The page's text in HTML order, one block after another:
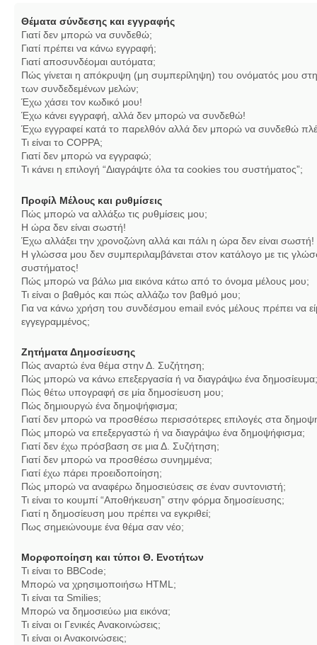
Θέματα σύνδεσης και εγγραφής
Γιατί δεν μπορώ να συνδεθώ;
Γιατί πρέπει να κάνω εγγραφή;
Γιατί αποσυνδέομαι αυτόματα;
Πώς γίνεται η απόκρυψη (μη συμπερίληψη) του ονόματός μου στη
των συνδεδεμένων μελών;
Έχω χάσει τον κωδικό μου!
Έχω κάνει εγγραφή, αλλά δεν μπορώ να συνδεθώ!
Έχω εγγραφεί κατά το παρελθόν αλλά δεν μπορώ να συνδεθώ
Τι είναι το COPPA;
Γιατί δεν μπορώ να εγγραφώ;
Τι κάνει η επιλογή “Διαγράψτε όλα τα cookies του συστήματος”;
Προφίλ Μέλους και ρυθμίσεις
Πώς μπορώ να αλλάξω τις ρυθμίσεις μου;
Η ώρα δεν είναι σωστή!
Έχω αλλάξει την χρονοζώνη αλλά και πάλι η ώρα δεν είναι σωστή!
Η γλώσσα μου δεν συμπεριλαμβάνεται στον κατάλογο με τις
συστήματος!
Πώς μπορώ να βάλω μια εικόνα κάτω από το όνομα μέλους μου;
Τι είναι ο βαθμός και πώς αλλάζω τον βαθμό μου;
Για να κάνω χρήση του συνδέσμου email ενός μέλους πρέπει να
εγγεγραμμένος;
Ζητήματα Δημοσίευσης
Πώς αναρτώ ένα θέμα στην Δ. Συζήτηση;
Πώς μπορώ να κάνω επεξεργασία ή να διαγράψω ένα δημοσίευμα;
Πώς θέτω υπογραφή σε μία δημοσίευση μου;
Πώς δημιουργώ ένα δημοψήφισμα;
Γιατί δεν μπορώ να προσθέσω περισσότερες επιλογές στα
Πώς μπορώ να επεξεργαστώ ή να διαγράψω ένα δημοψήφισμα;
Γιατί δεν έχω πρόσβαση σε μια Δ. Συζήτηση;
Γιατί δεν μπορώ να προσθέσω συνημμένα;
Γιατί έχω πάρει προειδοποίηση;
Πώς μπορώ να αναφέρω δημοσιεύσεις σε έναν συντονιστή;
Τι είναι το κουμπί “Αποθήκευση” στην φόρμα δημοσίευσης;
Γιατί η δημοσίευση μου πρέπει να εγκριθεί;
Πως σημειώνουμε ένα θέμα σαν νέο;
Μορφοποίηση και τύποι Θ. Ενοτήτων
Τι είναι το BBCode;
Μπορώ να χρησιμοποιήσω HTML;
Τι είναι τα Smilies;
Μπορώ να δημοσιεύω μια εικόνα;
Τι είναι οι Γενικές Ανακοινώσεις;
Τι είναι οι Ανακοινώσεις;